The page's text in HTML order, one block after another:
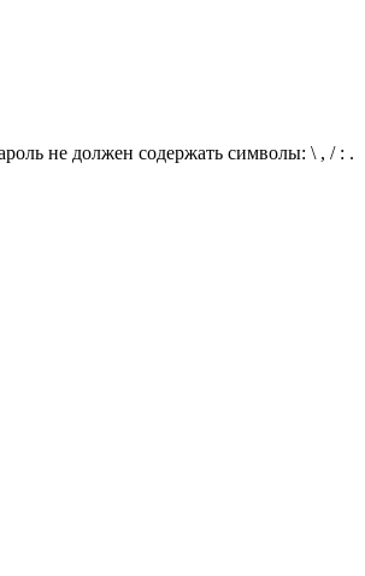
не должен содержать символы: \ , / : .